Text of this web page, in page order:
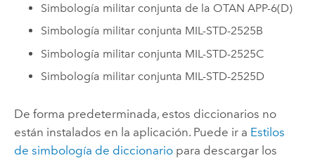
Simbología militar conjunta de la OTAN APP-6(D)
Simbología militar conjunta MIL-STD-2525B
Simbología militar conjunta MIL-STD-2525C
Simbología militar conjunta MIL-STD-2525D
De forma predeterminada, estos diccionarios no
están instalados en la aplicación. Puede ir a Estilos
de simbología de diccionariopara descargar los